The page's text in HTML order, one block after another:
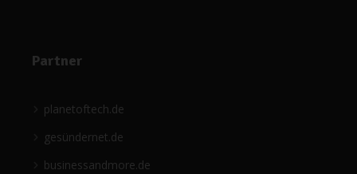
Partner
planetoftech.de
gesündernet.de
businessandmore.de